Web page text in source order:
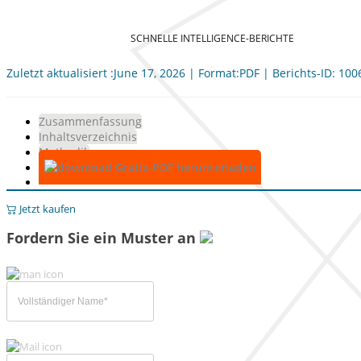
SCHNELLE INTELLIGENCE-BERICHTE
Zuletzt aktualisiert :June 17, 2026 | Format:PDF | Berichts-ID:
Zusammenfassung
Inhaltsverzeichnis
Methodik
Gratis-PDF herunterladen
Jetzt kaufen
Fordern Sie ein Muster an